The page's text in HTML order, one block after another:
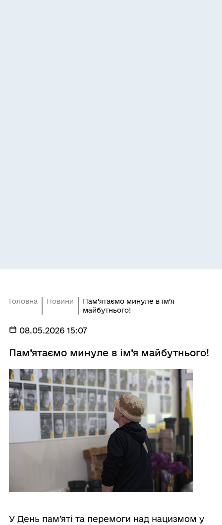
Головна Новини
Пам’ятаємо минуле в ім’я
майбутнього!
08.05.2026 15:07
Пам’ятаємо минуле в ім’я майбутнього!
У День пам’яті та перемоги над нацизмом у